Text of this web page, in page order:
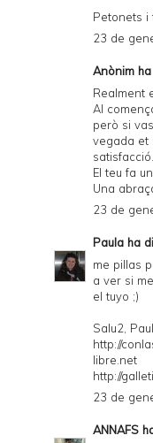
Petonets i
23 de
Anònim ha
Realment
Al
però si
vegada et
satisfacció.
El teu fa
Una
23 de
Paula ha
me pillas
a ver si
el tuyo ;)
Salu2,
http://
libre.net
http://
23 de
ANNAFS